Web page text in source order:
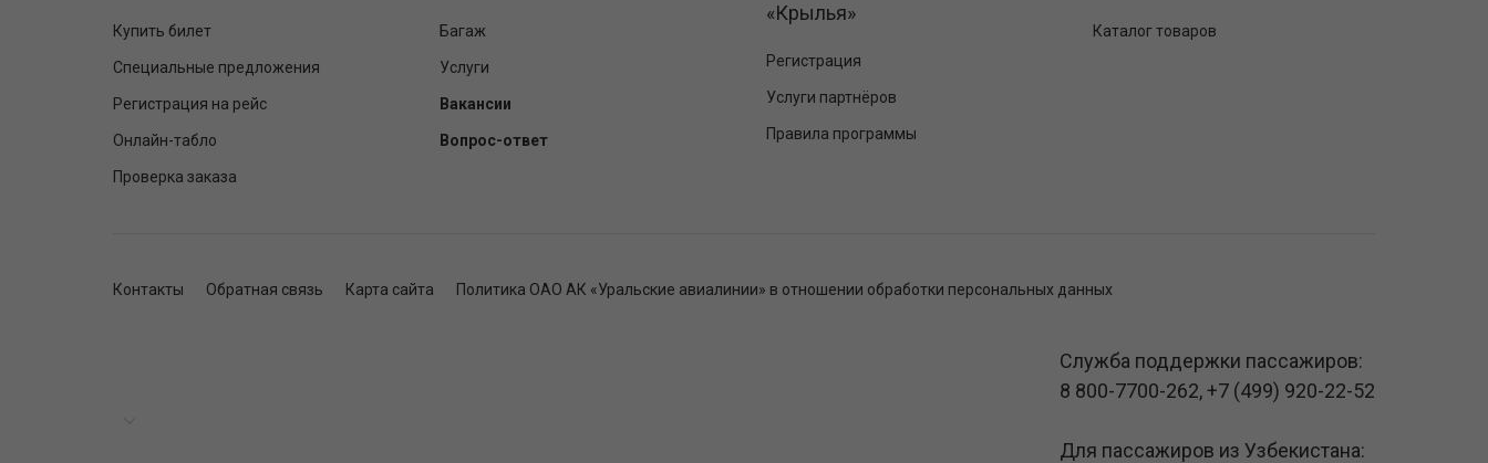
Купить билет
Специальные предложения
Регистрация на рейс
Онлайн-табло
Проверка заказа
Багаж
Услуги
Вакансии
Вопрос-ответ
«Крылья»
Регистрация
Услуги партнёров
Правила программы
Каталог товаров
Контакты Обратная связь Карта сайта Политика ОАО АК «Уральские авиалинии» в отношении обработки персональных данных
Служба поддержки пассажиров:
8 800-7700-262,+7 (499) 920-22-52
Для пассажиров из Узбекистана: